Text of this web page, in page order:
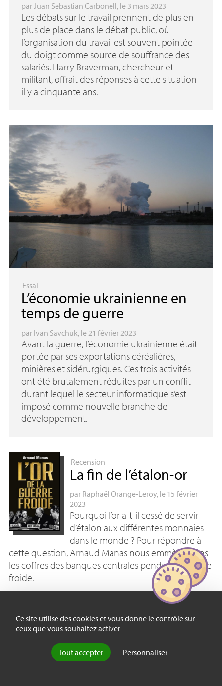
Ce site utilise des cookies et vous donne le contrôle sur
ceux que vous souhaitez activer
Tout accepter Personnaliser
par Juan Sebastian Carbonell, le 3 mars 2023
Les débats sur le travail prennent de plus en
plus de place dans le débat public, où
l’organisation du travail est souvent pointée
du doigt comme source de souffrance des
salariés. Harry Braverman, chercheur et
militant, offrait des réponses à cette situation
il y a cinquante ans.
Essai
L’économie ukrainienne en
temps de guerre
par Ivan Savchuk, le 21 février 2023
Avant la guerre, l’économie ukrainienne était
portée par ses exportations céréalières,
minières et sidérurgiques. Ces trois activités
ont été brutalement réduites par un conflit
durant lequel le secteur informatique s’est
imposé comme nouvelle branche de
développement.
Recension
La fin de l’étalon-or
par Raphaël Orange-Leroy, le 15 février
2023
Pourquoi l’or a-t-il cessé de servir
d’étalon aux différentes monnaies
dans le monde ? Pour répondre à
cette question, Arnaud Manas nous emmène dans
les coffres des banques centrales pendant la guerre
froide.